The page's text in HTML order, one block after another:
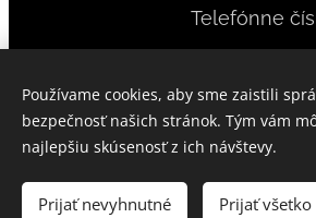
Do košíka
Telefónne
MFCARS SINCE 2023
Používame cookies, aby sme zaistili
bezpečnosť našich stránok. Tým vám
najlepšiu skúsenosť z ich návštevy.
Prijať nevyhnutné Prijať všetko